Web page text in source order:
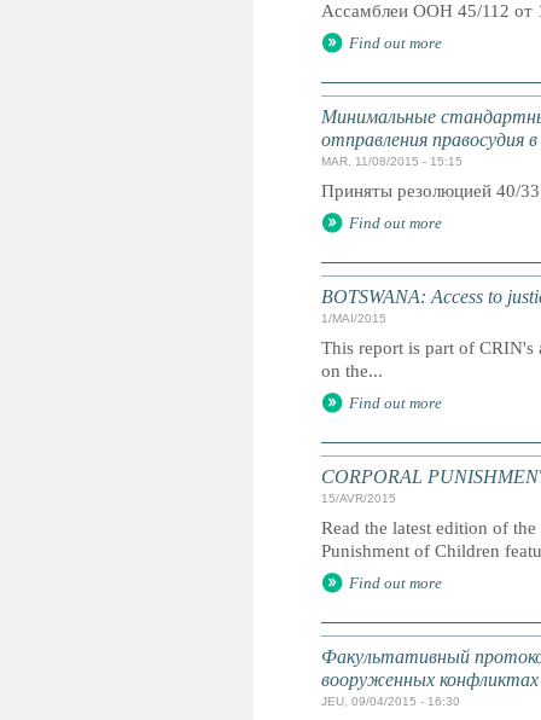
Ассамблеи ООН 45/112 от
Find out more
Минимальные
отправления правосудия
MAR, 11/08/2015 - 15:15
Приняты резолюцией 40/
Find out more
BOTSWANA: Access to
1/MAI/2015
This report is part of CRIN's
on the...
Find out more
CORPORAL
15/AVR/2015
Read the latest edition of
Punishment of Children
Find out more
Факультативный
вооруженных конфликтах
JEU, 09/04/2015 - 16:30